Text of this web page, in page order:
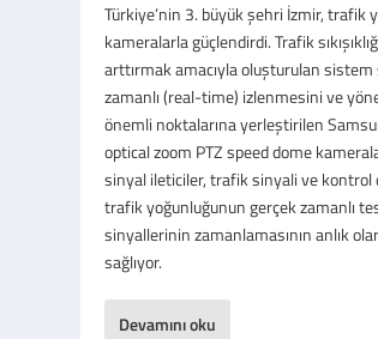
Türkiye’nin 3. büyük şehri İzmir,
kameralarla güçlendirdi. Trafik
arttırmak amacıyla oluşturulan
zamanlı (real-time) izlenmesini ve
önemli noktalarına yerleştirilen
optical zoom PTZ speed dome
sinyal ileticiler, trafik sinyali ve kontrol
trafik yoğunluğunun gerçek zamanlı
sinyallerinin zamanlamasının anlık
sağlıyor.
Devamını oku